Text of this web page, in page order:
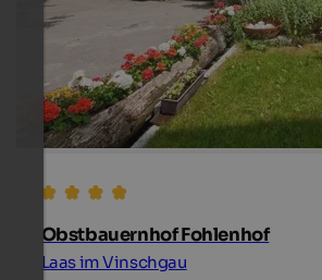
Obstbauernhof Fohlenhof
Laas im Vinschgau